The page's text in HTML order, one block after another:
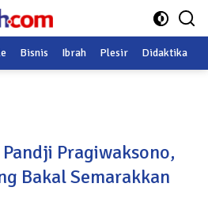
Bisnis Ibrah Plesir Didaktika
Pragiwaksono,
Bakal Semarakkan